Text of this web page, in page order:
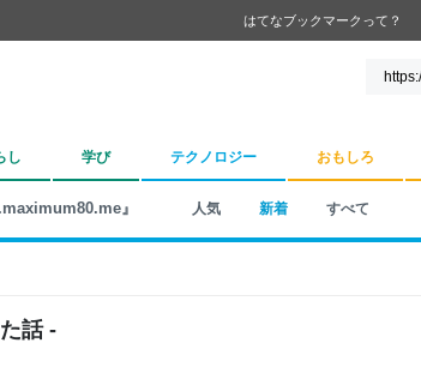
はてなブックマークって？
し 学び テクノロジー おもしろ
』 人気 新着 すべて
話 -